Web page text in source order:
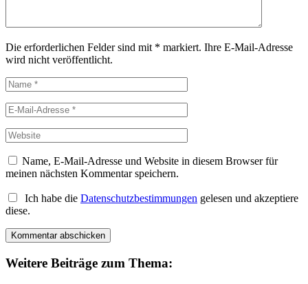
Die erforderlichen Felder sind mit * markiert. Ihre E-Mail-Adresse
wird nicht veröffentlicht.
Name, E-Mail-Adresse und Website in diesem Browser für
meinen nächsten Kommentar speichern.
Ich habe die Datenschutzbestimmungen gelesen und akzeptiere
diese.
Weitere Beiträge zum Thema: